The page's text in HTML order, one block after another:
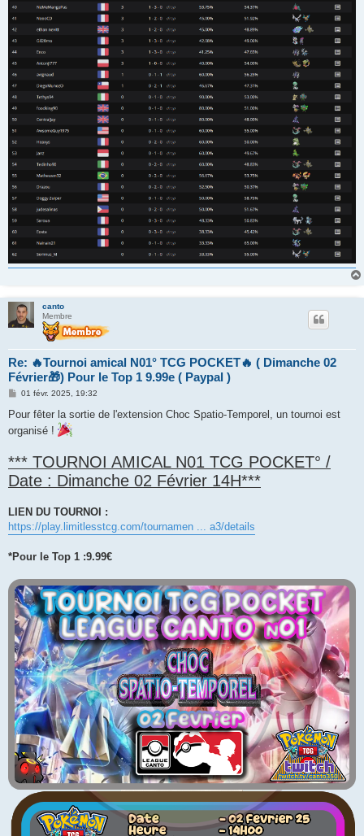
canto
Membre
Re: 🔥Tournoi amical N01° TCG POCKET🔥 ( Dimanche 02
Février🎁) Pour le Top 1 9.99e ( Paypal )
M
s
a
01 févr. 2025, 19:32
Pour fêter la sortie de l'extension Choc Spatio-Temporel, un tournoi est
organisé !
*** TOURNOI AMICAL N01 TCG POCKET° /
Date : Dimanche 02 Février 14H***
LIEN DU TOURNOI :
https://play.limitlesstcg.com/tournamen ... a3/details
*Pour le Top 1 :9.99€